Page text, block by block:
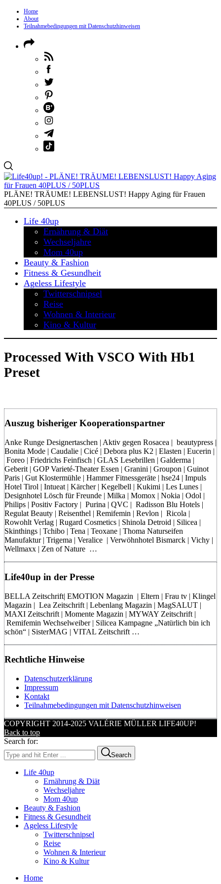
Home
About
Teilnahmebedingungen mit Datenschutzhinweisen
PLÄNE! TRÄUME! LEBENSLUST! Happy Aging für Frauen
40PLUS / 50PLUS
Life 40up
Ernährung & Diät
Wechseljahre
Mom 40up
Beauty & Fashion
Fitness & Gesundheit
Ageless Lifestyle
Twitterschnipsel
Reise
Wohnen & Interieur
Kino & Kultur
Processed With VSCO With Hb1
Preset
Auszug bisheriger Kooperationspartner
Anke Runge Designertaschen | Aktiv gegen Rosacea | beautypress |
Bonita Mode | Caudalie | Cicé | Debora plus K2 | Elasten | Eucerin |
Foreo | Friedrichs Feinfisch | GLAS Lesebrillen | Galderma |
Geberit | GOP Varieté-Theater Essen | Granini | Groupon | Guinot
Paris | Gut Klostermühle | Hammer Fitnessgeräte | hse24 | Impuls
Hotel Tirol | Intueat | Kärcher | Kegelbell | Kukimi | Les Lunes |
Designhotel Lösch für Freunde | Milka | Momox | Nokia | Odol |
Philips | Positiv Factory | Purina | QVC | Radisson Blu Hotels |
Regulat Beauty | Reisenthel | Remifemin | Revlon | Ricola |
Rowohlt Verlag | Rugard Cosmetics | Shinola Detroid | Silicea |
Skinthings | Tchibo | Tena | Teoxane | Thoma Naturseifen
Manufaktur | Trigema | Veralice | Verwöhnhotel Bismarck | Vichy |
Wellmaxx | Zen of Nature …
Life40up in der Presse
BELLA Zeitschrift| EMOTION Magazin | Eltern | Frau tv | Klingel
Magazin | Lea Zeitschrift | Lebenlang Magazin | MagSALUT |
MAXI Zeitschrift | Momente Magazin | MYWAY Zeitschrift |
Remifemin Wechselweiber | Silicea Kampagne „Natürlich bin ich
schön“ | SisterMAG | VITAL Zeitschrift …
Rechtliche Hinweise
Datenschutzerklärung
Impressum
Kontakt
Teilnahmebedingungen mit Datenschutzhinweisen
COPYRIGHT 2014-2025 VALÉRIE MÜLLER LIFE40UP!
Back to top
Search for:
Search
Life 40up
Ernährung & Diät
Wechseljahre
Mom 40up
Beauty & Fashion
Fitness & Gesundheit
Ageless Lifestyle
Twitterschnipsel
Reise
Wohnen & Interieur
Kino & Kultur
Home